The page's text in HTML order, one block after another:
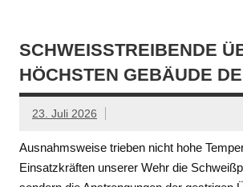
SCHWEISSTREIBENDE
ÖCHSTEN GEBÄUDE
23. Juli 2026
Ausnahmsweise trieben nicht hohe
Einsatzkräften unserer Wehr die